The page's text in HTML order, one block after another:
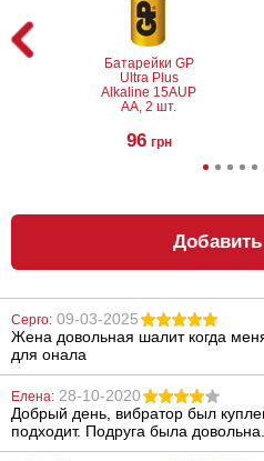
Батарейки GP
Ultra Plus
Alkaline 15AUP
AA, 2 шт.
96 грн
Анальный
50 мл
267 грн
Серго: 09-03-2025
Жена довольная шалит когда
для онала
Елена: 28-10-2020
Добрый день, вибратор был
подходит. Подруга была